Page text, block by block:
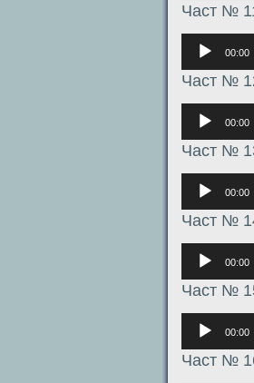
Част №
Аудиоплеер
00:00
Част №
Аудиоплеер
00:00
Част №
Аудиоплеер
00:00
Част №
Аудиоплеер
00:00
Част №
Аудиоплеер
00:00
Част №